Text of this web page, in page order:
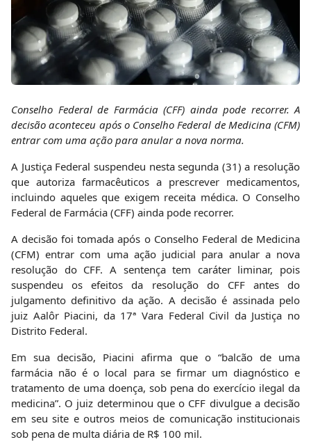
Conselho Federal de Farmácia (CFF) ainda pode recorrer. A
decisão aconteceu após o Conselho Federal de Medicina (CFM)
entrar com uma ação para anular a nova norma.
A Justiça Federal suspendeu nesta segunda (31) a resolução
que autoriza farmacêuticos a prescrever medicamentos,
incluindo aqueles que exigem receita médica. O Conselho
Federal de Farmácia (CFF) ainda pode recorrer.
A decisão foi tomada após o Conselho Federal de Medicina
(CFM) entrar com uma ação judicial para anular a nova
resolução do CFF. A sentença tem caráter liminar, pois
suspendeu os efeitos da resolução do CFF antes do
julgamento definitivo da ação. A decisão é assinada pelo
juiz Aalôr Piacini, da 17ª Vara Federal Civil da Justiça no
Distrito Federal.
Em sua decisão, Piacini afirma que o “balcão de uma
farmácia não é o local para se firmar um diagnóstico e
tratamento de uma doença, sob pena do exercício ilegal da
medicina”. O juiz determinou que o CFF divulgue a decisão
em seu site e outros meios de comunicação institucionais
sob pena de multa diária de R$ 100 mil.